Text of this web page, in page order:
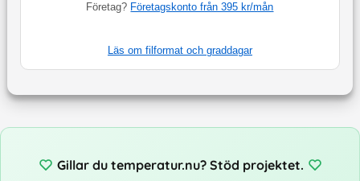
Företag? Företagskonto från 395 kr/mån
Läs om filformat och graddagar
Gillar du temperatur.nu? Stöd projektet.